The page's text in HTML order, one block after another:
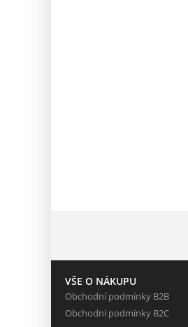
VŠE O NÁKUPU
Obchodní podmínky B2B
Obchodní podmínky B2C